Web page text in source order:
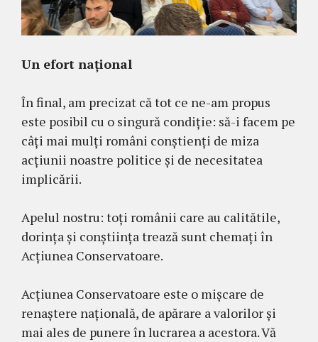
Un efort național
În final, am precizat că tot ce ne-am propus
este posibil cu o singură condiție: să-i facem pe
câți mai mulți români conștienți de miza
acțiunii noastre politice și de necesitatea
implicării.
Apelul nostru: toți românii care au calitătile,
dorința și conștiința trează sunt chemați în
Acțiunea Conservatoare.
Acțiunea Conservatoare este o mișcare de
renaștere națională, de apărare a valorilor și
mai ales de punere în lucrarea a acestora. Vă